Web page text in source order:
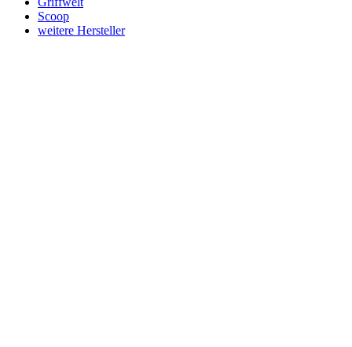
Scoop
weitere Hersteller